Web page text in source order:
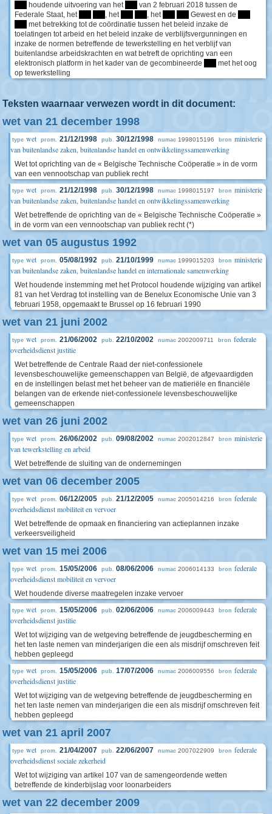
houdende uitvoering van het
van 2 februari 2018 tussen de
Federale Staat, het
, het , het Gewest en de
met betrekking tot de coördinatie tussen het beleid inzake de
toelatingen tot arbeid en het beleid inzake de verblijfsvergunningen en
inzake de normen betreffende de tewerkstelling en het verblijf van
buitenlandse arbeidskrachten en wat betreft de oprichting van een
elektronisch platform in het kader van de gecombineerde
met het oog
op tewerkstelling
Teksten waarnaar verwezen wordt in dit document:
wet van 21 december 1998
type wet prom. 21/12/1998 pub. 30/12/1998 numac 1998015196 bron ministerie
van buitenlandse zaken, buitenlandse handel en ontwikkelingssamenwerking
Wet tot oprichting van de « Belgische Technische Coöperatie » in de vorm
van een vennootschap van publiek recht
type wet prom. 21/12/1998 pub. 30/12/1998 numac 1998015197 bron ministerie
van buitenlandse zaken, buitenlandse handel en ontwikkelingssamenwerking
Wet betreffende de oprichting van de « Belgische Technische Coöperatie »
in de vorm van een vennootschap van publiek recht (*)
wet van 05 augustus 1992
type wet prom. 05/08/1992 pub. 21/10/1999 numac 1999015203 bron ministerie
van buitenlandse zaken, buitenlandse handel en internationale samenwerking
Wet houdende instemming met het Protocol houdende wijziging van artikel
81 van het Verdrag tot instelling van de Benelux Economische Unie van 3
februari 1958, opgemaakt te Brussel op 16 februari 1990
wet van 21 juni 2002
type wet prom. 21/06/2002 pub. 22/10/2002 numac 2002009711 bron federale
overheidsdienst justitie
Wet betreffende de Centrale Raad der niet-confessionele
levensbeschouwelijke gemeenschappen van België, de afgevaardigden
en de instellingen belast met het beheer van de matieriële en financiële
belangen van de erkende niet-confessionele levensbeschouwelijke
gemeenschappen
wet van 26 juni 2002
type wet prom. 26/06/2002 pub. 09/08/2002 numac 2002012847 bron ministerie
van tewerkstelling en arbeid
Wet betreffende de sluiting van de ondernemingen
wet van 06 december 2005
type wet prom. 06/12/2005 pub. 21/12/2005 numac 2005014216 bron federale
overheidsdienst mobiliteit en vervoer
Wet betreffende de opmaak en financiering van actieplannen inzake
verkeersveiligheid
wet van 15 mei 2006
type wet prom. 15/05/2006 pub. 08/06/2006 numac 2006014133 bron federale
overheidsdienst mobiliteit en vervoer
Wet houdende diverse maatregelen inzake vervoer
type wet prom. 15/05/2006 pub. 02/06/2006 numac 2006009443 bron federale
overheidsdienst justitie
Wet tot wijziging van de wetgeving betreffende de jeugdbescherming en
het ten laste nemen van minderjarigen die een als misdrijf omschreven feit
hebben gepleegd
type wet prom. 15/05/2006 pub. 17/07/2006 numac 2006009556 bron federale
overheidsdienst justitie
Wet tot wijziging van de wetgeving betreffende de jeugdbescherming en
het ten laste nemen van minderjarigen die een als misdrijf omschreven feit
hebben gepleegd
wet van 21 april 2007
type wet prom. 21/04/2007 pub. 22/06/2007 numac 2007022909 bron federale
overheidsdienst sociale zekerheid
Wet tot wijziging van artikel 107 van de samengeordende wetten
betreffende de kinderbijslag voor loonarbeiders
wet van 22 december 2009